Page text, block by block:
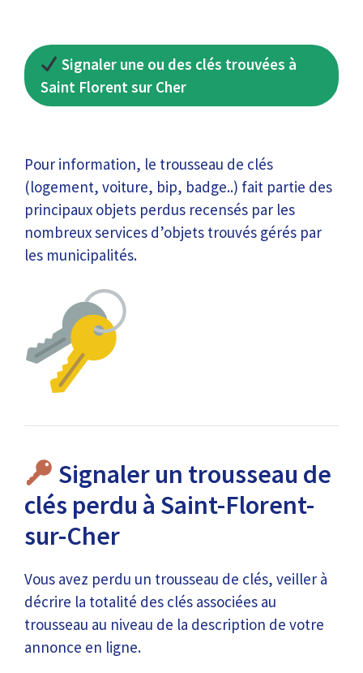
Signaler une ou des clés trouvées à
Saint Florent sur Cher
Pour information, le trousseau de clés
(logement, voiture, bip, badge..) fait partie des
principaux objets perdus recensés par les
nombreux services d’objets trouvés gérés par
les municipalités.
Signaler un trousseau de
clés perdu à Saint-Florent-
sur-Cher
Vous avez perdu un trousseau de clés, veiller à
décrire la totalité des clés associées au
trousseau au niveau de la description de votre
annonce en ligne.